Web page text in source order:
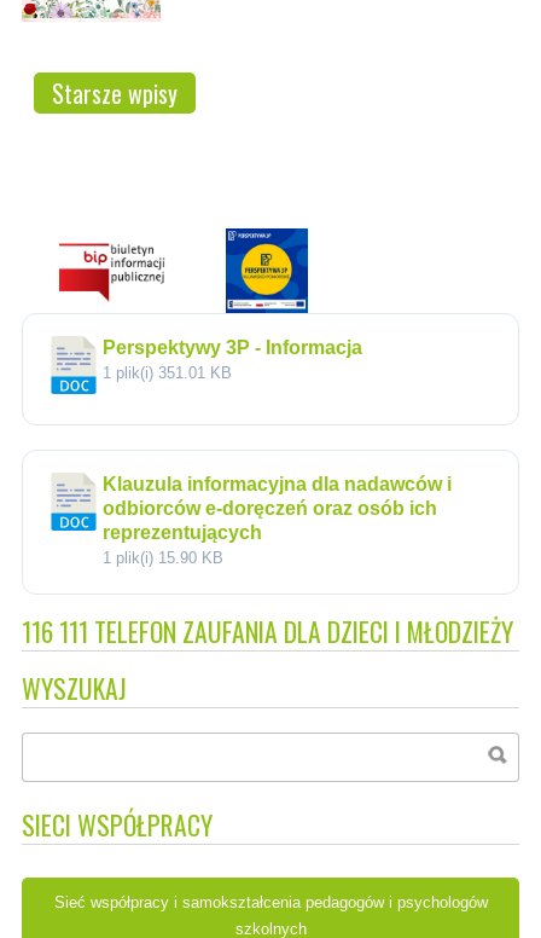
Starsze wpisy
Perspektywy 3P - Informacja
1 plik(i) 351.01 KB
Klauzula informacyjna dla nadawców i
odbiorców e-doręczeń oraz osób ich
reprezentujących
1 plik(i) 15.90 KB
116 111 TELEFON ZAUFANIA DLA DZIECI I MŁODZIEŻY
WYSZUKAJ
SIECI WSPÓŁPRACY
Sieć współpracy i samokształcenia pedagogów i psychologów
szkolnych